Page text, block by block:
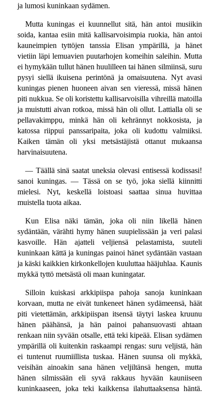
ja lumosi kuninkaan sydämen.
Mutta kuningas ei kuunnellut sitä, hän antoi musiikin
soida, kantaa esiin mitä kallisarvoisimpia ruokia, hän antoi
kauneimpien tyttöjen tanssia Elisan ympärillä, ja hänet
vietiin läpi lemuavien puutarhojen komeihin saleihin. Mutta
ei hymykään tullut hänen huulilleen tai hänen silmiinsä, suru
pysyi siellä ikuisena perintönä ja omaisuutena. Nyt avasi
kuningas pienen huoneen aivan sen vieressä, missä hänen
piti nukkua. Se oli koristettu kallisarvoisilla vihreillä matoilla
ja muistutti aivan rotkoa, missä hän oli ollut. Lattialla oli se
pellavakimppu, minkä hän oli kehrännyt nokkosista, ja
katossa riippui panssaripaita, joka oli kudottu valmiiksi.
Kaiken tämän oli yksi metsästäjistä ottanut mukaansa
harvinaisuutena.
— Täällä sinä saatat uneksia olevasi entisessä kodissasi!
sanoi kuningas. — Tässä on se työ, joka siellä kiinnitti
mielesi. Nyt, keskellä loistoasi saattaa sinua huvittaa
muistella tuota aikaa.
Kun Elisa näki tämän, joka oli niin likellä hänen
sydäntään, värähti hymy hänen suupielissään ja veri palasi
kasvoille. Hän ajatteli veljiensä pelastamista, suuteli
kuninkaan kättä ja kuningas painoi hänet sydäntään vastaan
ja käski kaikkien kirkonkellojen kuuluttaa hääjuhlaa. Kaunis
mykkä tyttö metsästä oli maan kuningatar.
Silloin kuiskasi arkkipiispa pahoja sanoja kuninkaan
korvaan, mutta ne eivät tunkeneet hänen sydämeensä, häät
piti vietettämän, arkkipiispan itsensä täytyi laskea kruunu
hänen päähänsä, ja hän painoi pahansuovasti ahtaan
renkaan niin syvään otsalle, että teki kipeää. Elisan sydämen
ympärillä oli kuitenkin raskaampi rengas: suru veljistä, hän
ei tuntenut ruumiillista tuskaa. Hänen suunsa oli mykkä,
veisihän ainoakin sana hänen veljiltänsä hengen, mutta
hänen silmissään eli syvä rakkaus hyvään kauniiseen
kuninkaaseen, joka teki kaikkensa ilahuttaaksensa häntä.